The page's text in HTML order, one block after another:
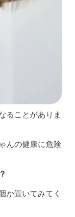
ることがありま
んの健康に危険
か置いてみてく